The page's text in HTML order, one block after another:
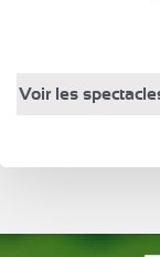
Voir les